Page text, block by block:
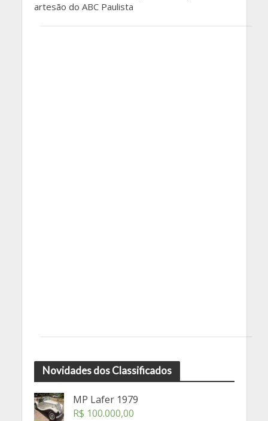
artesão do ABC Paulista
Novidades dos Classificados
MP Lafer 1979
R$ 100.000,00